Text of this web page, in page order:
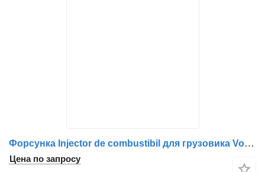
Форсунка Injector de combustibil для грузовика Volvo 20806011/21006085/7421006085/7420806011/85013311-16
Цена по запросу